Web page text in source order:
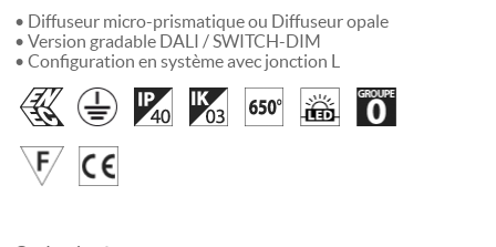
• Diffuseur micro-prismatique ou Diffuseur opale
• Version gradable DALI / SWITCH-DIM
• Configuration en système avec jonction L